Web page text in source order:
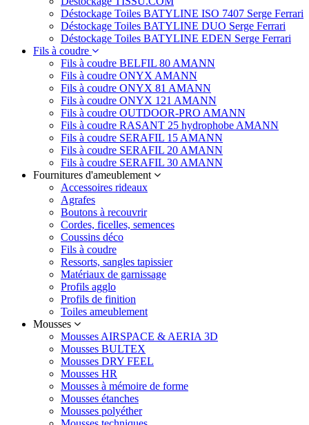
Déstockage Toiles BATYLINE ISO 7407 Serge Ferrari
Déstockage Toiles BATYLINE DUO Serge Ferrari
Déstockage Toiles BATYLINE EDEN Serge Ferrari
Fils à coudre
Fils à coudre BELFIL 80 AMANN
Fils à coudre ONYX AMANN
Fils à coudre ONYX 81 AMANN
Fils à coudre ONYX 121 AMANN
Fils à coudre OUTDOOR-PRO AMANN
Fils à coudre RASANT 25 hydrophobe AMANN
Fils à coudre SERAFIL 15 AMANN
Fils à coudre SERAFIL 20 AMANN
Fils à coudre SERAFIL 30 AMANN
Fournitures d'ameublement
Accessoires rideaux
Agrafes
Boutons à recouvrir
Cordes, ficelles, semences
Coussins déco
Fils à coudre
Ressorts, sangles tapissier
Matériaux de garnissage
Profils agglo
Profils de finition
Toiles ameublement
Mousses
Mousses AIRSPACE & AERIA 3D
Mousses BULTEX
Mousses DRY FEEL
Mousses HR
Mousses à mémoire de forme
Mousses étanches
Mousses polyéther